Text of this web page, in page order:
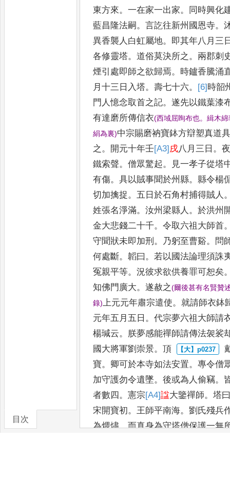
目次
東方來。一在家一出家。
同時興化
藍昌隆法嗣。言訖往新州國恩寺。
異香襲人白虹屬地。 即其年八月三
各修靈塔。道俗莫決所之。 兩郡刺
煙引處即師之欲歸焉。 時鑪香騰涌
月十三日入塔。壽七十六。 [6]時韶
門人憶念取首之記。遂先以鐵葉漆
有達磨所傳信衣(西域屈眴布也。緝木
絹為裏)中宗賜磨衲寶鉢方辯塑真道
之。 開元十年壬[A3]戌八月三日 。
鐵索聲。僧眾驚起。
見一孝子從塔
有傷。具以賊事聞於州縣。縣令楊
切加擒捉。五日於石角村捕得賊人
姓張名淨滿。汝州梁縣人 。於洪州
金大悲錢二十千。令取六祖 大師首
守聞狀未即加刑 。 乃躬至曹谿。
問
何處斷。韜曰。若以國法論理須誅
冤親平等。況彼求欲供養罪可恕矣
知佛門廣大。遂赦之(爾後甚有名賢贊
錄)上元元年肅宗遣使。就請師衣鉢
元年五月五日 。代宗夢六祖大師請
楊瑊云。 朕夢感能禪師請傳法袈裟
國大將軍劉崇景。頂
寶。 卿可於本寺如法安置。專令僧
加守護勿令遺墜。後或為人偷竊。
者數四。憲宗[A4]諡大鑒禪師。塔
宋開寶初。王師平南海。劉氏殘兵
為煨燼。而真身為守塔僧保護一無